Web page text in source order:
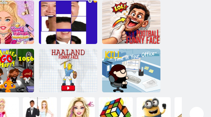
de
pour
Puzzle de tuiles
Kim Jong Un
MDR Football
drôle de tête